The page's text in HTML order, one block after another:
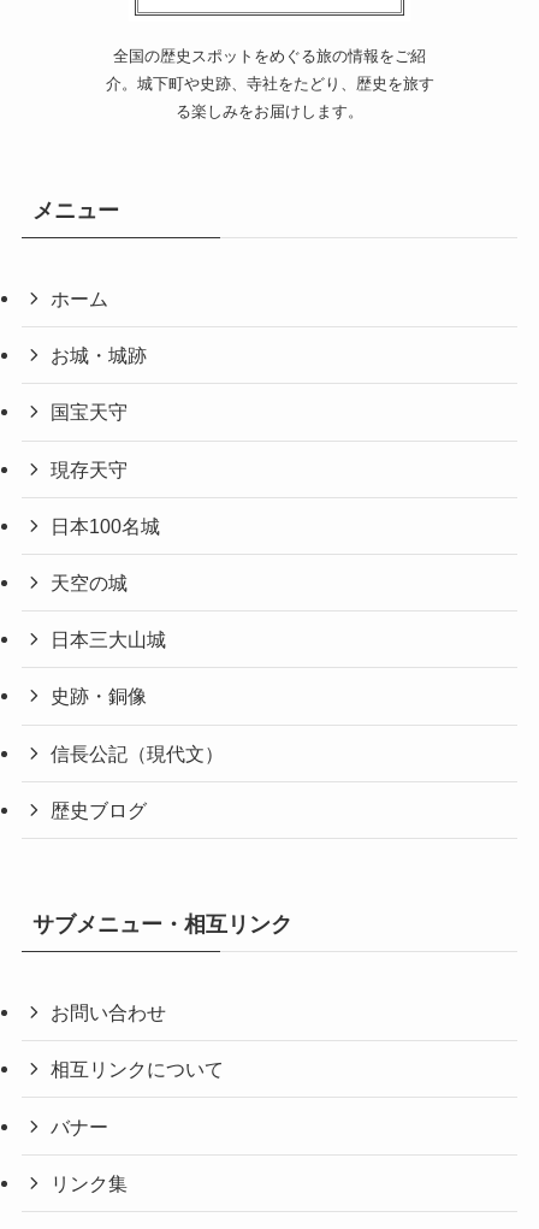
全国の歴史スポットをめぐる旅の情報をご紹
介。城下町や史跡、寺社をたどり、歴史を旅す
る楽しみをお届けします。
メニュー
ホーム
お城・城跡
国宝天守
現存天守
日本100名城
天空の城
日本三大山城
史跡・銅像
信長公記（現代文）
歴史ブログ
サブメニュー・相互リンク
お問い合わせ
相互リンクについて
バナー
リンク集